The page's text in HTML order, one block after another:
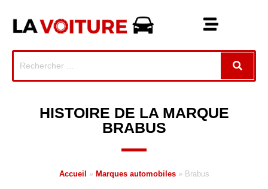
HISTOIRE DE LA MARQUE
BRABUS
Accueil » Marques automobiles » Brabus